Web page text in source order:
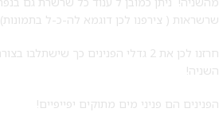
שרשראות ( צירפנו לכן דוגמא לה-כ-ל בתמונות)
חרזנו לכן את 2 גדלי הפנינים כך
השניה!
הפנינים הם פניני מים מתוקים יפייפיים!